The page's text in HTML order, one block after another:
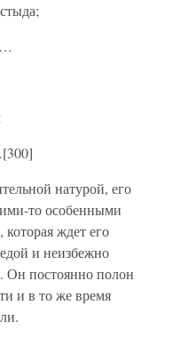
натурой, его
то особенными
ждет его
и неизбежно
Он постоянно полон
и в то же время